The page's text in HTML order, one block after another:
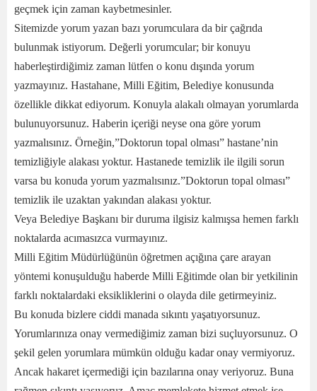
geçmek için zaman kaybetmesinler.
Sitemizde yorum yazan bazı yorumculara da bir çağrıda
bulunmak istiyorum. Değerli yorumcular; bir konuyu
haberleştirdiğimiz zaman lütfen o konu dışında yorum
yazmayınız. Hastahane, Milli Eğitim, Belediye konusunda
özellikle dikkat ediyorum. Konuyla alakalı olmayan yorumlarda
bulunuyorsunuz. Haberin içeriği neyse ona göre yorum
yazmalısınız. Örneğin,”Doktorun topal olması” hastane’nin
temizliğiyle alakası yoktur. Hastanede temizlik ile ilgili sorun
varsa bu konuda yorum yazmalısınız.”Doktorun topal olması”
temizlik ile uzaktan yakından alakası yoktur.
Veya Belediye Başkanı bir duruma ilgisiz kalmışsa hemen farklı
noktalarda acımasızca vurmayınız.
Milli Eğitim Müdürlüğünün öğretmen açığına çare arayan
yöntemi konuşulduğu haberde Milli Eğitimde olan bir yetkilinin
farklı noktalardaki eksikliklerini o olayda dile getirmeyiniz.
Bu konuda bizlere ciddi manada sıkıntı yaşatıyorsunuz.
Yorumlarınıza onay vermediğimiz zaman bizi suçluyorsunuz. O
şekil gelen yorumlara mümkün olduğu kadar onay vermiyoruz.
Ancak hakaret içermediği için bazılarına onay veriyoruz. Buna